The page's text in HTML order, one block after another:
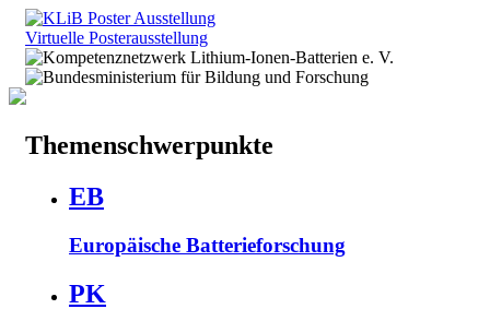
Virtuelle Posterausstellung
Themenschwerpunkte
EB
Europäische Batterieforschung
PK